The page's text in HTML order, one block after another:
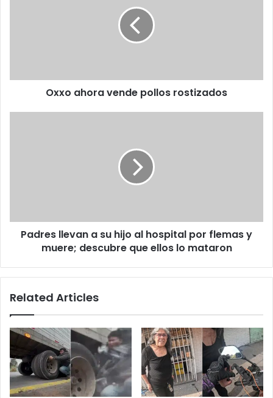
Oxxo ahora vende pollos rostizados
flemas
lo
Padres llevan a su hijo al hospital por flemas y
muere; descubre que ellos lo mataron
Related Articles